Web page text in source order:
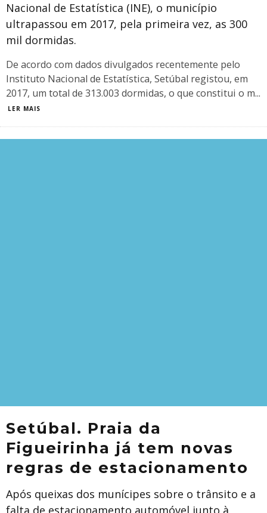
Nacional de Estatística (INE), o município
ultrapassou em 2017, pela primeira vez, as 300
mil dormidas.
De acordo com dados divulgados recentemente pelo
Instituto Nacional de Estatística, Setúbal registou, em
2017, um total de 313.003 dormidas, o que constitui o m...
LER MAIS
Setúbal. Praia da
Figueirinha já tem novas
regras de estacionamento
Após queixas dos munícipes sobre o trânsito e a
falta de estacionamento automóvel junto à